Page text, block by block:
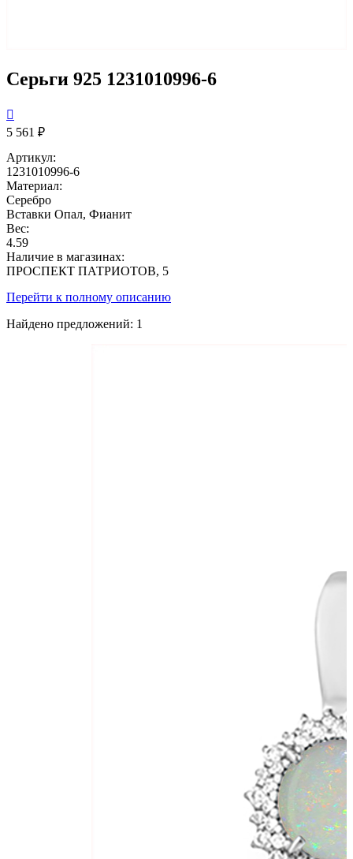
Серьги 925 1231010996-6

5 561 ₽
Артикул:
1231010996-6
Материал:
Серебро
Вставки Опал, Фианит
Вес:
4.59
Наличие в магазинах:
ПРОСПЕКТ ПАТРИОТОВ, 5
Перейти к полному описанию
Найдено предложений: 1